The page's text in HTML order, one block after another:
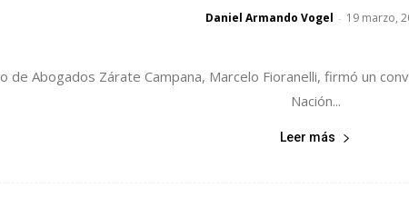
Daniel Armando Vogel - 19 marzo,
de Abogados Zárate Campana, Marcelo Fioranelli, firmó un
Nación...
Leer más